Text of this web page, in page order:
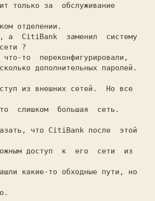
только за  обслуживание
отделении.
а  CitiBank  заменил  систему
?
то  переконфигурировали,
дополнительных паролей.
из внешних сетей.  Но все
слишком  большая  сеть.
что CitiBank после  этой
доступ  к  его  сети  из
какие-то обходные пути, но